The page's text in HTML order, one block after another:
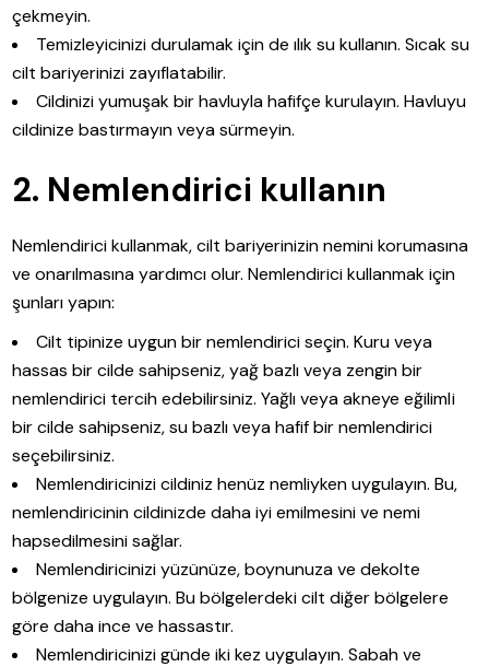
çekmeyin.
Temizleyicinizi durulamak için de ılık su kullanın. Sıcak su
cilt bariyerinizi zayıflatabilir.
Cildinizi yumuşak bir havluyla hafifçe kurulayın. Havluyu
cildinize bastırmayın veya sürmeyin.
2. Nemlendirici kullanın
Nemlendirici kullanmak, cilt bariyerinizin nemini korumasına
ve onarılmasına yardımcı olur. Nemlendirici kullanmak için
şunları yapın:
Cilt tipinize uygun bir nemlendirici seçin. Kuru veya
hassas bir cilde sahipseniz, yağ bazlı veya zengin bir
nemlendirici tercih edebilirsiniz. Yağlı veya akneye eğilimli
bir cilde sahipseniz, su bazlı veya hafif bir nemlendirici
seçebilirsiniz.
Nemlendiricinizi cildiniz henüz nemliyken uygulayın. Bu,
nemlendiricinin cildinizde daha iyi emilmesini ve nemi
hapsedilmesini sağlar.
Nemlendiricinizi yüzünüze, boynunuza ve dekolte
bölgenize uygulayın. Bu bölgelerdeki cilt diğer bölgelere
göre daha ince ve hassastır.
Nemlendiricinizi günde iki kez uygulayın. Sabah ve